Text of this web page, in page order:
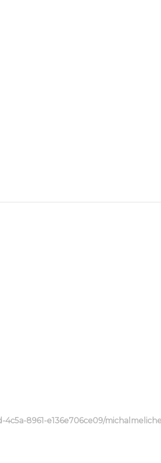
4c5a-8961-e136e706ce09/